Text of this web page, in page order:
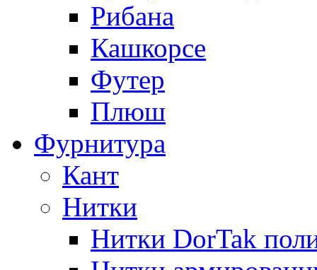
Рибана
Кашкорсе
Футер
Плюш
Фурнитура
Кант
Нитки
Нитки DorTak